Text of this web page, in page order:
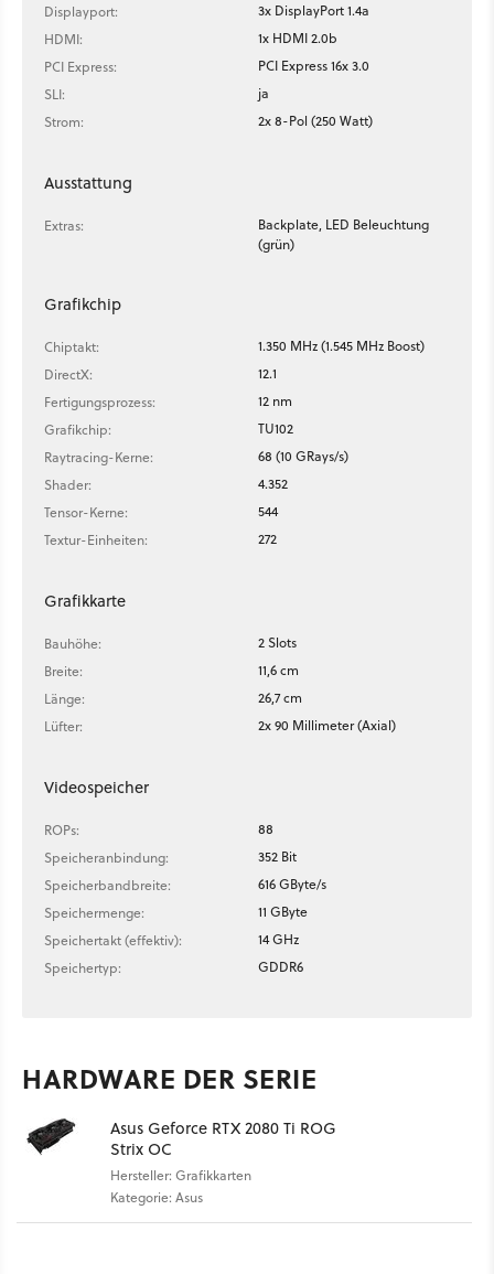
Displayport:
3x DisplayPort 1.4a
HDMI:
1x HDMI 2.0b
PCI Express:
PCI Express 16x 3.0
SLI:
ja
Strom:
2x 8-Pol (250 Watt)
Ausstattung
Extras:
Backplate, LED Beleuchtung
(grün)
Grafikchip
Chiptakt:
1.350 MHz (1.545 MHz Boost)
DirectX:
12.1
Fertigungsprozess:
12 nm
Grafikchip:
TU102
Raytracing-Kerne:
68 (10 GRays/s)
Shader:
4.352
Tensor-Kerne:
544
Textur-Einheiten:
272
Grafikkarte
Bauhöhe:
2 Slots
Breite:
11,6 cm
Länge:
26,7 cm
Lüfter:
2x 90 Millimeter (Axial)
Videospeicher
ROPs:
88
Speicheranbindung:
352 Bit
Speicherbandbreite:
616 GByte/s
Speichermenge:
11 GByte
Speichertakt (effektiv):
14 GHz
Speichertyp:
GDDR6
HARDWARE DER SERIE
Asus Geforce RTX 2080 Ti ROG
Strix OC
Hersteller: Grafikkarten
Kategorie: Asus